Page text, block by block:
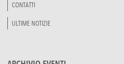
CONTATTI
ULTIME NOTIZIE